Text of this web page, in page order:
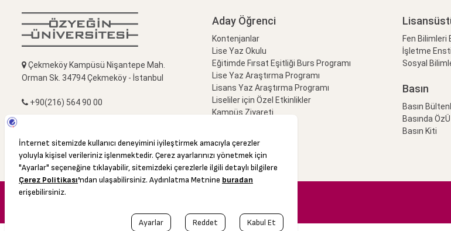
Çekmeköy Kampüsü Nişantepe Mah.
Orman Sk. 34794 Çekmeköy - İstanbul
+90(216) 564 90 00
info@ozyegin.edu.tr
Aday Öğrenci
Kontenjanlar
Lise Yaz Okulu
Eğitimde Fırsat Eşitliği Burs Programı
Lise Yaz Araştırma Programı
Lisans Yaz Araştırma Programı
Liseliler için Özel Etkinlikler
Kampüs Ziyareti
Fen
İşletme
Sosyal
Basın
Basın
Basında ÖzÜ
Basın Kiti
© 2016 Özyeğin Üniversitesi